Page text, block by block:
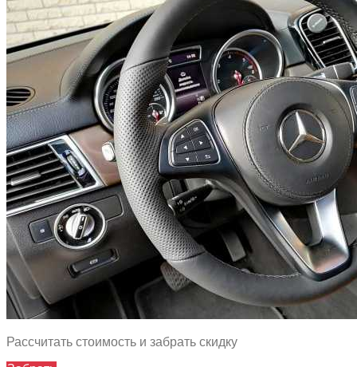
Рассчитать стоимость и забрать скидку